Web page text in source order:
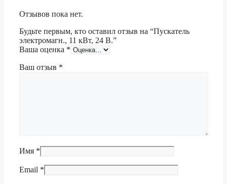
Отзывов пока нет.
Будьте первым, кто оставил отзыв на “Пускатель
электромагн., 11 кВт, 24 В.”
Ваша оценка *
Ваш отзыв *
Имя *
Email *